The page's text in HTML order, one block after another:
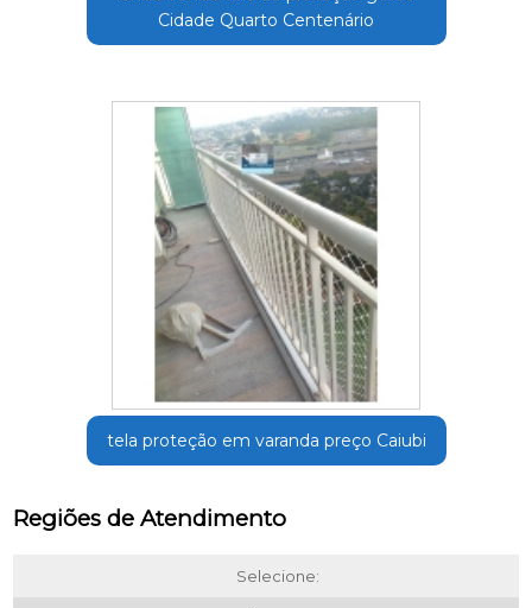
Cidade Quarto Centenário
tela proteção em varanda preço Caiubi
Regiões de Atendimento
Selecione: